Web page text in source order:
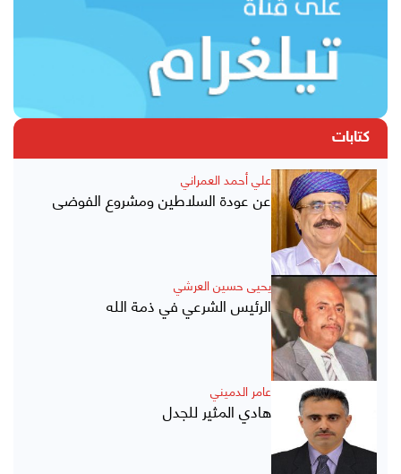
كتابات
علي أحمد العمراني
عن عودة السلاطين ومشروع الفوضى
يحيى حسين العرشي
الرئيس الشرعي في ذمة الله
عامر الدميني
هادي المثير للجدل